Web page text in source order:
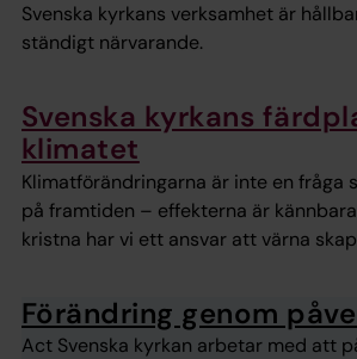
Svenska kyrkans verksamhet är
ständigt närvarande.
Svenska kyrkans
klimatet
Klimatförändringarna är inte en fråga
på framtiden – effekterna är
kristna har vi ett ansvar att värna
Förändring genom
Act Svenska kyrkan arbetar med att